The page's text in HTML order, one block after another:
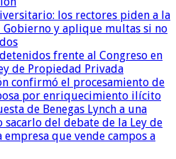
los rectores piden a la
Gobierno y aplique multas si no
frente al Congreso en
de Propiedad Privada
confirmó el procesamiento de
por enriquecimiento ilícito
de Benegas Lynch a una
sacarlo del debate de la Ley de
que vende campos a